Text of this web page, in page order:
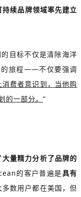
续品牌领域率先建立
目标不仅是清除海洋
的旅程——不仅要强调
消费者意识到，当他购
一部分。 ”
大量精力分析了品牌的
的客户普遍是具有
数用户都在美国，但